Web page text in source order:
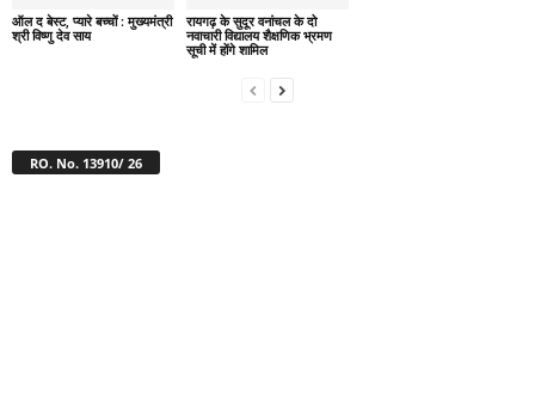
ऑल द बेस्ट, प्यारे बच्चों : मुख्यमंत्री
श्री विष्णु देव साय
रायगढ़ के सुदूर वनांचल के दो
नवाचारी विद्यालय शैक्षणिक भ्रमण
सूची में होंगे शामिल
RO. No. 13910/ 26